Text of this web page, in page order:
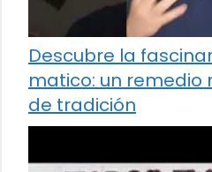
Descubre la
matico: un remedio
de tradición